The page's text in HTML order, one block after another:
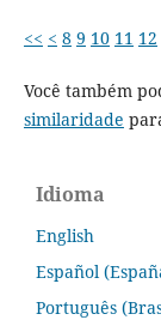
<< < 8 9 10 11 12
Você também
similaridade
Idioma
English
Español
Português